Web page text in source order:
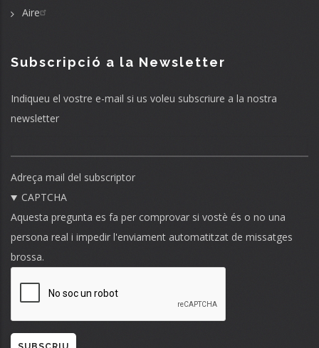
Aire
Subscripció a la Newsletter
Indiqueu el vostre e-mail si us voleu subscriure a la nostra
newsletter
Adreça mail del subscriptor
CAPTCHA
Aquesta pregunta es fa per comprovar si vostè és o no una
persona real i impedir l'enviament automatitzat de missatges
brossa.